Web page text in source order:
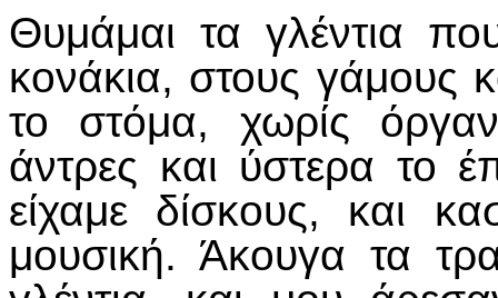
Θυμάμαι τα γλέντια
κονάκια, στους γάμους
το στόμα, χωρίς
άντρες και ύστερα το
είχαμε δίσκους, και
μουσική. Άκουγα τα